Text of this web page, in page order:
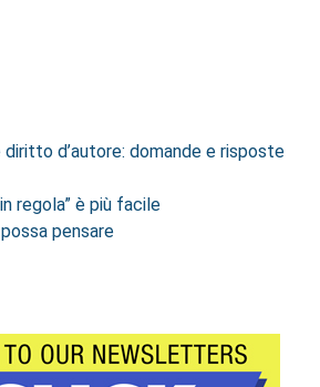
d’autore: domande e risposte
regola” è più facile
pensare